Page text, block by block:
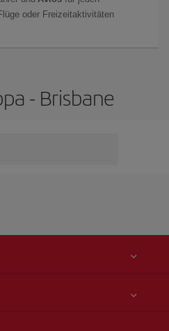
oder Freizeitaktivitäten
- Brisbane